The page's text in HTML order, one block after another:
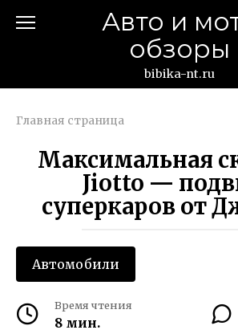
Авто и
обзоры
bibika-nt.ru
Главная страница
Максимальная
Jiotto —
суперкаров от
Автомобили
Время чтения
8 мин.